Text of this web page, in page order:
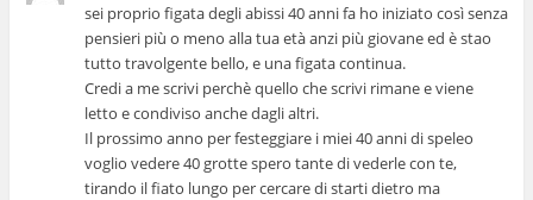
sei proprio figata degli abissi 40 anni fa ho iniziato così senza
pensieri più o meno alla tua età anzi più giovane ed è stao
tutto travolgente bello, e una figata continua.
Credi a me scrivi perchè quello che scrivi rimane e viene
letto e condiviso anche dagli altri.
Il prossimo anno per festeggiare i miei 40 anni di speleo
voglio vedere 40 grotte spero tante di vederle con te,
tirando il fiato lungo per cercare di starti dietro ma